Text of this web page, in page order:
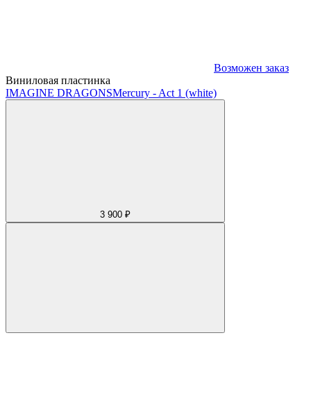
Возможен заказ
Виниловая пластинка
IMAGINE DRAGONSMercury - Act 1 (white)
3 900 ₽